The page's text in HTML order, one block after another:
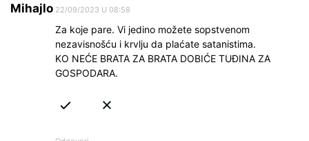
Mihajlo 22/09/2023 U 08:58
Za koje pare. Vi jedino možete sopstvenom
nezavisnošću i krvlju da plaćate satanistima.
KO NEĆE BRATA ZA BRATA DOBIĆE TUĐINA ZA
GOSPODARA.